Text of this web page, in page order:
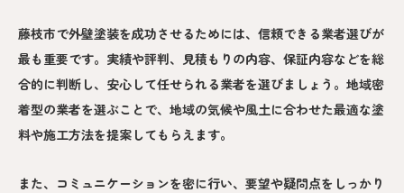
藤枝市で外壁塗装を成功させるためには、信頼できる業者選びが
最も重要です。実績や評判、見積もりの内容、保証内容などを総
合的に判断し、安心して任せられる業者を選びましょう。地域密
着型の業者を選ぶことで、地域の気候や風土に合わせた最適な塗
料や施工方法を提案してもらえます。
また、コミュニケーションを密に行い、要望や疑問点をしっかり